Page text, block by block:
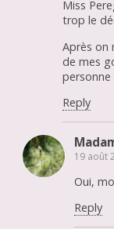
Miss
trop le
Après on
de mes
personne
Reply
19 août
Oui,
Reply